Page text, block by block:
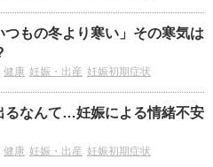
つもの冬より寒い」その寒気は
健康 妊娠・出産 妊娠初期症状
るなんて…妊娠による情緒不安
健康 妊娠・出産 妊娠初期症状